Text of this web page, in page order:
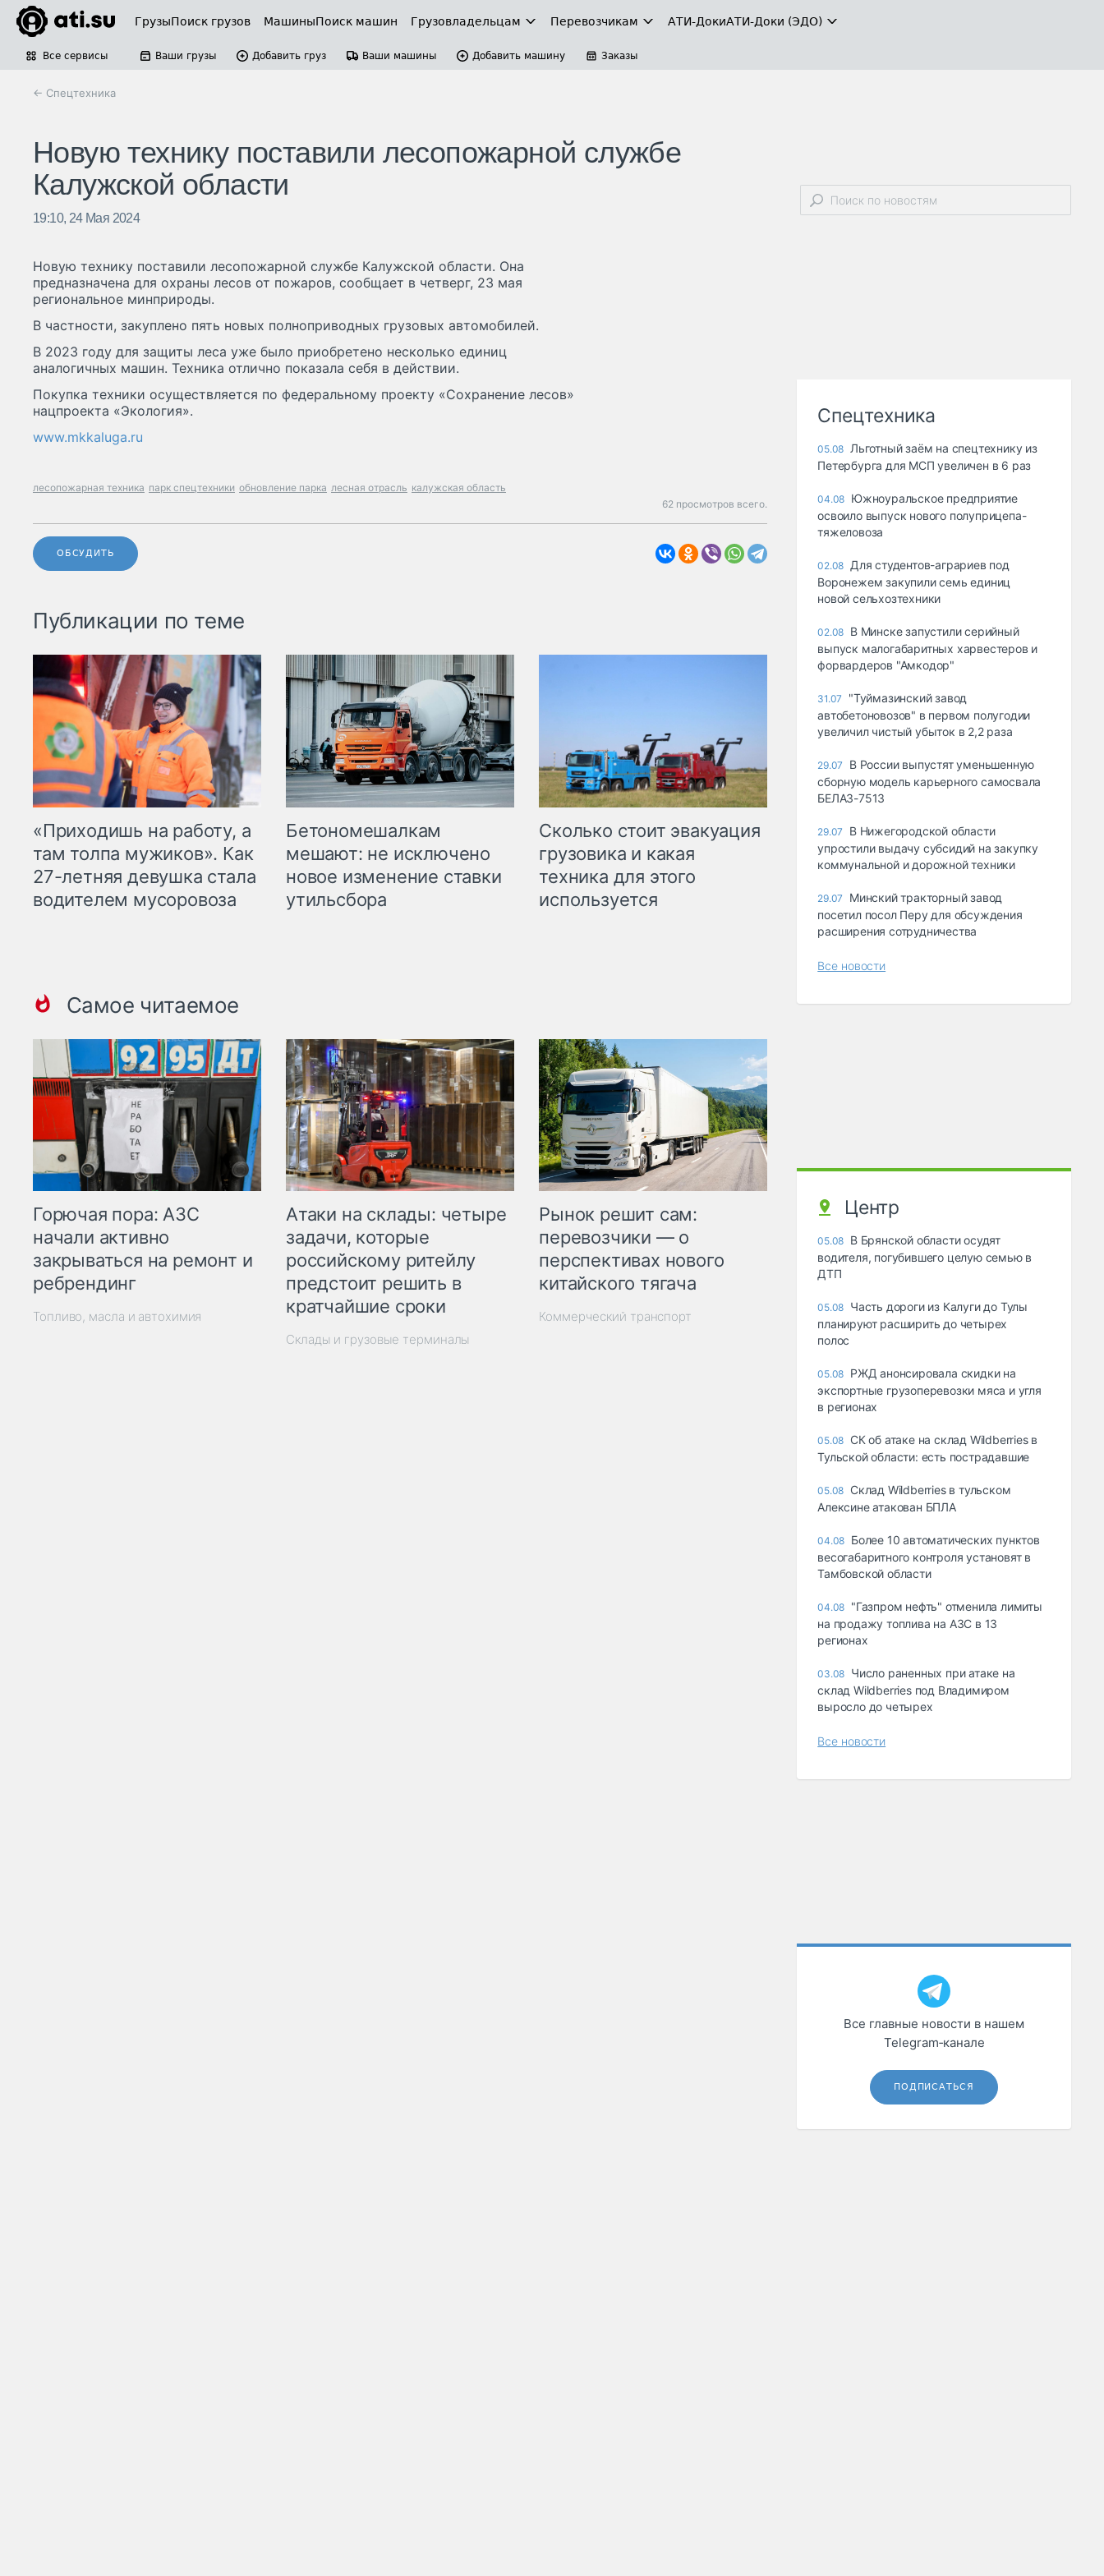
ГрузыПоиск грузов МашиныПоиск машин Грузовладельцам Перевозчикам АТИ-ДокиАТИ-Доки (ЭДО)
Все сервисы Ваши грузы Добавить груз Ваши машины Добавить машину Заказы
← Спецтехника
Новую технику поставили лесопожарной службе
Калужской области
19:10, 24 Мая 2024
Новую технику поставили лесопожарной службе Калужской области. Она
предназначена для охраны лесов от пожаров, сообщает в четверг, 23 мая
региональное минприроды.
В частности, закуплено пять новых полноприводных грузовых автомобилей.
В 2023 году для защиты леса уже было приобретено несколько единиц
аналогичных машин. Техника отлично показала себя в действии.
Покупка техники осуществляется по федеральному проекту «Сохранение лесов»
нацпроекта «Экология».
www.mkkaluga.ru
лесопожарная техника парк спецтехники обновление парка лесная отрасль калужская область
62 просмотров всего.
ОБСУДИТЬ
Публикации по теме
«Приходишь на работу, а
там толпа мужиков». Как
27-летняя девушка стала
водителем мусоровоза
Бетономешалкам
мешают: не исключено
новое изменение ставки
утильсбора
Сколько стоит эвакуация
грузовика и какая
техника для этого
используется
Самое читаемое
Горючая пора: АЗС
начали активно
закрываться на ремонт и
ребрендинг
Топливо, масла и автохимия
Атаки на склады: четыре
задачи, которые
российскому ритейлу
предстоит решить в
кратчайшие сроки
Склады и грузовые терминалы
Рынок решит сам:
перевозчики — о
перспективах нового
китайского тягача
Коммерческий транспорт
Спецтехника
05.08 Льготный заём на спецтехнику из
Петербурга для МСП увеличен в 6 раз
04.08 Южноуральское предприятие
освоило выпуск нового полуприцепа-
тяжеловоза
02.08 Для студентов-аграриев под
Воронежем закупили семь единиц
новой сельхозтехники
02.08 В Минске запустили серийный
выпуск малогабаритных харвестеров и
форвардеров "Амкодор"
31.07
"Туймазинский завод
автобетоновозов" в первом полугодии
увеличил чистый убыток в 2,2 раза
29.07
В России выпустят уменьшенную
сборную модель карьерного самосвала
БЕЛАЗ-7513
29.07
В Нижегородской области
упростили выдачу субсидий на закупку
коммунальной и дорожной техники
29.07
Минский тракторный завод
посетил посол Перу для обсуждения
расширения сотрудничества
Все новости
Центр
05.08 В Брянской области осудят
водителя, погубившего целую семью в
ДТП
05.08 Часть дороги из Калуги до Тулы
планируют расширить до четырех
полос
05.08 РЖД анонсировала скидки на
экспортные грузоперевозки мяса и угля
в регионах
05.08 СК об атаке на склад Wildberries в
Тульской области: есть пострадавшие
05.08 Склад Wildberries в тульском
Алексине атакован БПЛА
04.08 Более 10 автоматических пунктов
весогабаритного контроля установят в
Тамбовской области
04.08 "Газпром нефть" отменила лимиты
на продажу топлива на АЗС в 13
регионах
03.08 Число раненных при атаке на
склад Wildberries под Владимиром
выросло до четырех
Все новости
Все главные новости в нашем
Telegram‑канале
ПОДПИСАТЬСЯ